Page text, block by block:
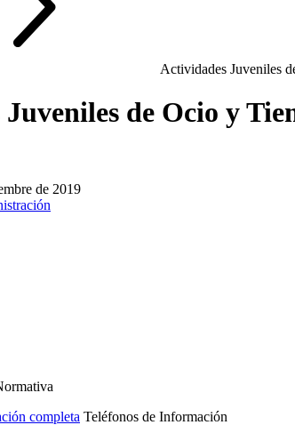
Actividades Juveniles
de Ocio y
de 2019
completa Teléfonos de Información